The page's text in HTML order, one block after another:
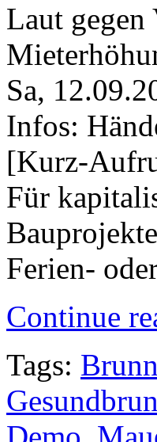
Laut gegen
Sa,
Infos:
[Kurz-
Für
Ferien-
Continue
Tags: